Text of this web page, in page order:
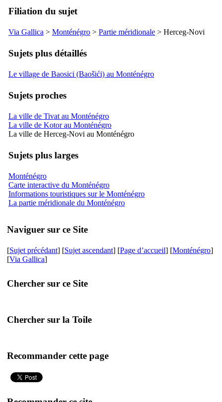
Filiation du sujet
Via Gallica > Monténégro > Partie méridionale > Herceg-Novi
Sujets plus détaillés
Le village de Baosici (Baošići) au Monténégro
Sujets proches
La ville de Tivat au Monténégro
La ville de Kotor au Monténégro
La ville de Herceg-Novi au Monténégro
Sujets plus larges
Monténégro
Carte interactive du Monténégro
Informations touristiques sur le Monténégro
La partie méridionale du Monténégro
Naviguer sur ce Site
[Sujet précédant] [Sujet ascendant] [Page d’accueil] [Monténégro]
[Via Gallica]
Chercher sur ce Site
Chercher sur la Toile
Recommander cette page